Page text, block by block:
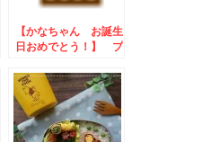
【かなちゃん お誕生
日おめでとう！】 プ